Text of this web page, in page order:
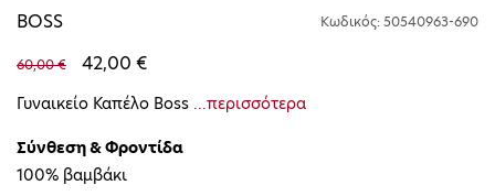
BOSS Κωδικός: 50540963-690
60,00 € 42,00 €
Γυναικείο Καπέλο Boss ...περισσότερα
Σύνθεση & Φροντίδα
100% βαμβάκι